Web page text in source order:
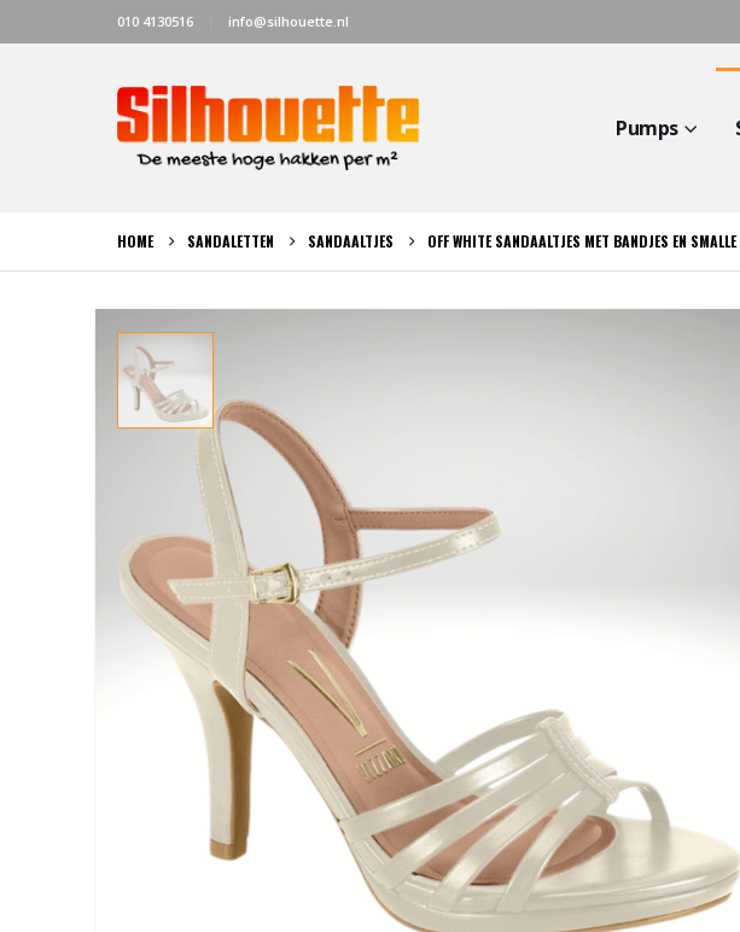
010 4130516 info@silhouette.nl
Pumps
HOME SANDALETTEN SANDAALTJES OFF WHITE SANDAALTJES MET BANDJES EN